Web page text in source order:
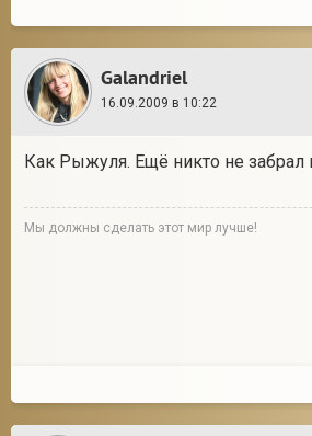
Galandriel
16.09.2009 в 10:22
Как Рыжуля. Ещё никто не
Мы должны сделать этот мир лучше!